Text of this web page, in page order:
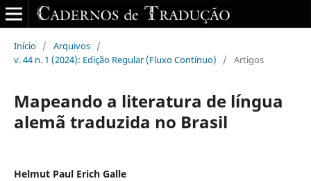
Início / Arquivos /
v. 44 n. 1 (2024): Edição Regular (Fluxo Contínuo)
/ Artigos
Mapeando a literatura de língua
alemã traduzida no Brasil
Helmut Paul Erich Galle